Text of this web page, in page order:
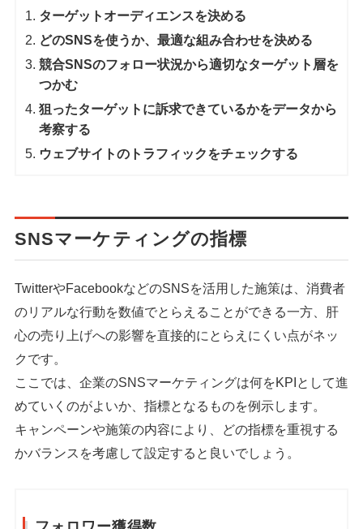
ターゲットオーディエンスを決める
どのSNSを使うか、最適な組み合わせを決める
競合SNSのフォロー状況から適切なターゲット層を
つかむ
狙ったターゲットに訴求できているかをデータから
考察する
ウェブサイトのトラフィックをチェックする
SNSマーケティングの指標
TwitterやFacebookなどのSNSを活用した施策は、消費者
のリアルな行動を数値でとらえることができる一方、肝
心の売り上げへの影響を直接的にとらえにくい点がネッ
クです。
ここでは、企業のSNSマーケティングは何をKPIとして進
めていくのがよいか、指標となるものを例示します。
キャンペーンや施策の内容により、どの指標を重視する
かバランスを考慮して設定すると良いでしょう。